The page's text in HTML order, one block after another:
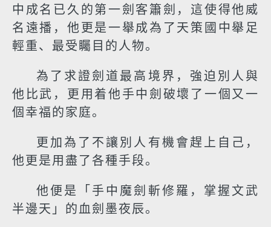
中成名已久的第一劍客簫劍，這使得他威
名遠播，他更是一舉成為了天策國中舉足
輕重、最受矚目的人物。
為了求證劍道最高境界，強迫別人與
他比武，更用着他手中劍破壞了一個又一
個幸福的家庭。
更加為了不讓別人有機會趕上自己，
他更是用盡了各種手段。
他便是「手中魔劍斬修羅，掌握文武
半邊天」的血劍墨夜辰。